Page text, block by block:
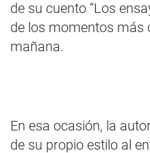
de su cuento “Los
de los momentos más
mañana.
En esa ocasión, la
de su propio estilo al